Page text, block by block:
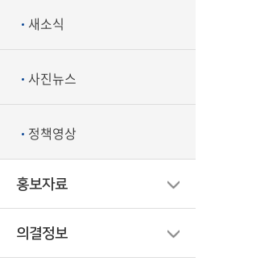
새소식
사진뉴스
정책영상
홍보자료
의결정보